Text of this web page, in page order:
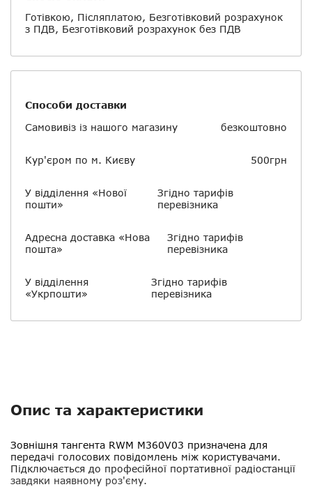
Готівкою, Післяплатою, Безготівковий розрахунок
з ПДВ, Безготівковий розрахунок без ПДВ
Способи доставки
Самовивіз із нашого магазину
безкоштовно
Кур'єром по м. Києву 500грн
У відділення «Нової
пошти»
Згідно тарифів
перевізника
Адресна доставка «Нова
пошта»
Згідно тарифів
перевізника
У відділення
«Укрпошти»
Згідно тарифів
перевізника
Опис та характеристики
Зовнішня тангента RWM M360V03 призначена для
передачі голосових повідомлень між користувачами.
Підключається до професійної портативної радіостанції
завдяки наявному роз'єму.